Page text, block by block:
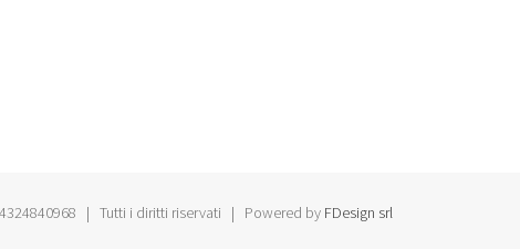
| Tutti i diritti riservati | Powered by FDesign srl